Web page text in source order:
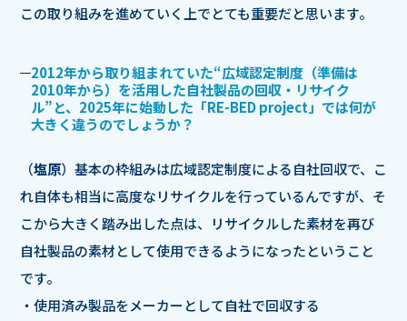
この取り組みを進めていく上でとても重要だと思います。
2012年から取り組まれていた“広域認定制度（準備は
2010年から）を活用した自社製品の回収・リサイク
ル”と、2025年に始動した「RE-BED project」では何が
大きく違うのでしょうか？
（塩原）基本の枠組みは広域認定制度による自社回収で、こ
れ自体も相当に高度なリサイクルを行っているんですが、そ
こから大きく踏み出した点は、リサイクルした素材を再び
自社製品の素材として使用できるようになったということ
です。
・使用済み製品をメーカーとして自社で回収する